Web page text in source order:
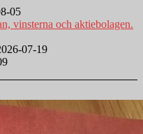
05
vinsterna och aktiebolagen.
07-19